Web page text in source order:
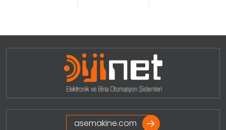
asemakine.com